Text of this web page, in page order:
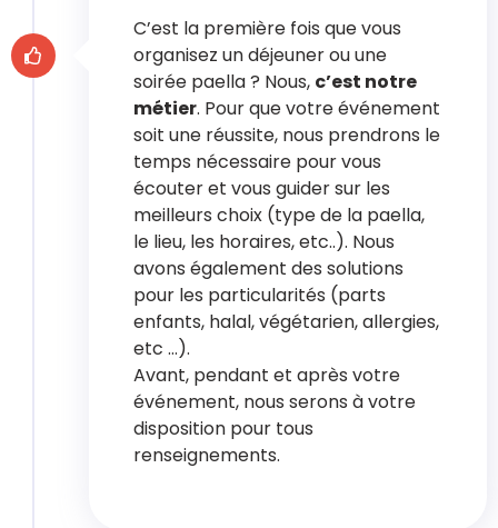
C’est la première fois que vous
organisez un déjeuner ou une
soirée paella ? Nous, c’est notre
métier. Pour que votre événement
soit une réussite, nous prendrons le
temps nécessaire pour vous
écouter et vous guider sur les
meilleurs choix (type de la paella,
le lieu, les horaires, etc..). Nous
avons également des solutions
pour les particularités (parts
enfants, halal, végétarien, allergies,
etc …).
Avant, pendant et après votre
événement, nous serons à votre
disposition pour tous
renseignements.